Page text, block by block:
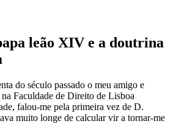
leão XIV e a doutrina
do século passado o meu amigo e
Faculdade de Direito de Lisboa
falou-me pela primeira vez de D.
muito longe de calcular vir a tornar-me